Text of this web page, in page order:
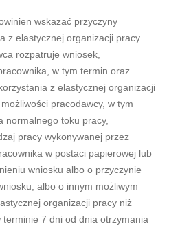
wskazać przyczyny
z elastycznej organizacji pracy
rozpatruje wniosek,
w tym termin oraz
z elastycznej organizacji
pracodawcy, w tym
normalnego toku pracy,
pracy wykonywanej przez
w postaci papierowej lub
wniosku albo o przyczynie
albo o innym możliwym
organizacji pracy niż
7 dni od dnia otrzymania